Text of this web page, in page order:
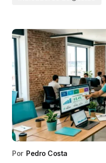
Por Pedro Costa